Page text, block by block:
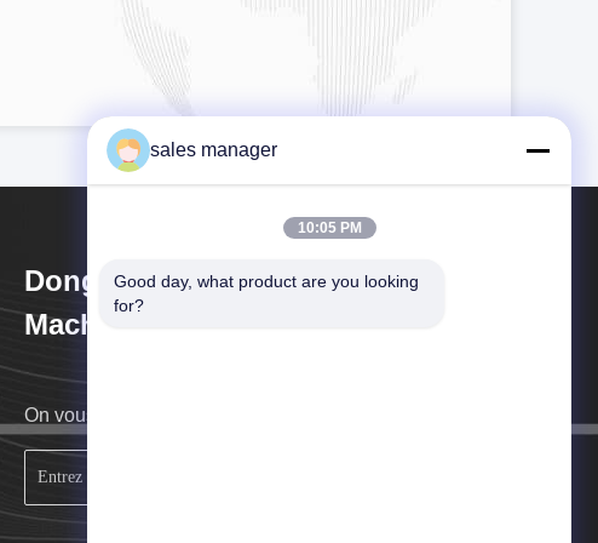
Dongguan Sammi Packing
Machine Co., Ltd.
On vous rappellera au plus vite.
sales manager
10:05 PM
Good day, what product are you looking
for?